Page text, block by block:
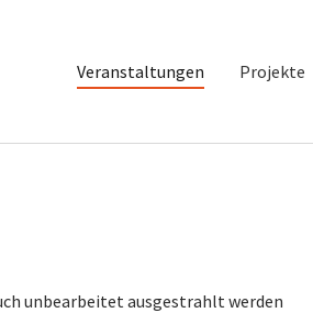
Veranstaltungen Projekte
unbearbeitet ausgestrahlt werden